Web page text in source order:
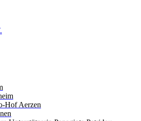
Hof Aerzen